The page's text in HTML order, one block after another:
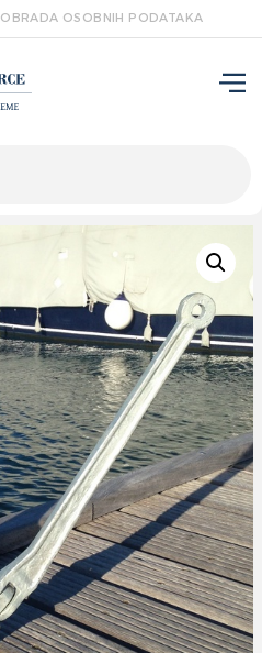
OBRADA OSOBNIH PODATAKA